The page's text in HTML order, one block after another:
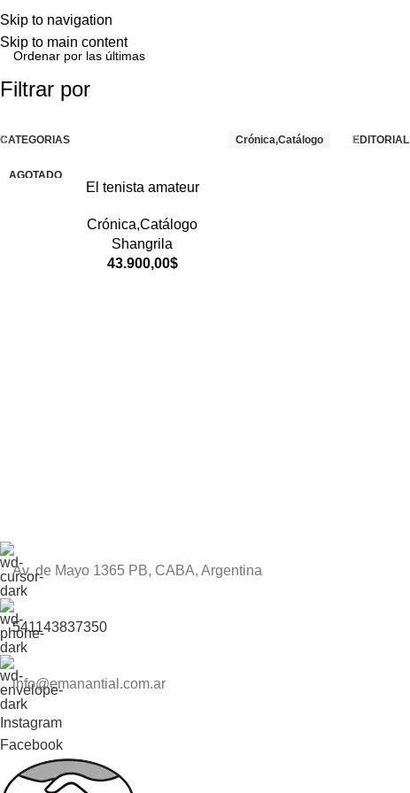
Skip to navigation
Skip to main content
Filtrar por
CATEGORIAS Crónica,Catálogo EDITORIAL
AGOTADO
El tenista amateur
Crónica,Catálogo
Shangrila
43.900,00$
Av. de Mayo 1365 PB, CABA, Argentina
541143837350
info@emanantial.com.ar
Instagram
Facebook